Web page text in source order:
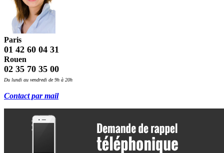
Paris
01 42 60 04 31
Rouen
02 35 70 35 00
Du lundi au vendredi de 9h à 20h
Contact par mail